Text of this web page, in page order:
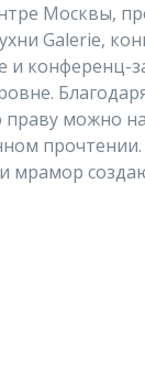
Москвы,
Galerie,
и конференц-
можно
мрамор